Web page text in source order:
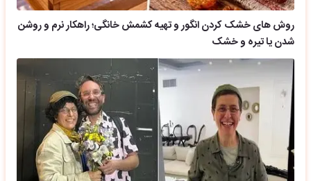
روش های خشک کردن انگور و تهیه کشمش خانگی؛ راهکار نرم و روشن
شدن یا تیره و خشک